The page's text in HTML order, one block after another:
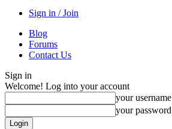
Sign in / Join
Blog
Forums
Contact Us
Sign in
Welcome! Log into your account
your username
your password